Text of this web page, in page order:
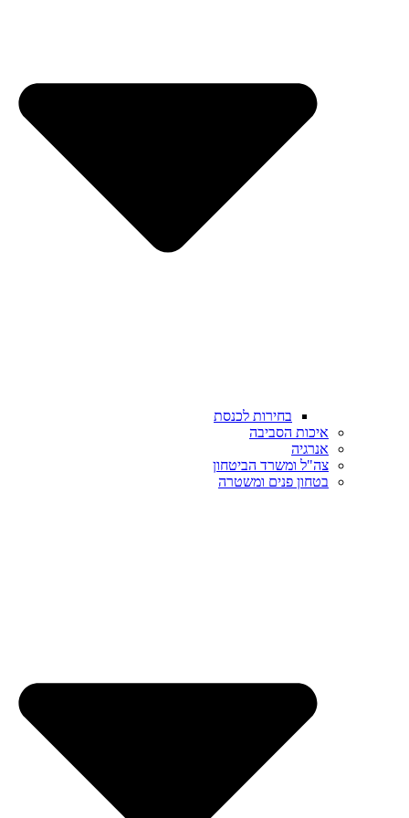
בחירות לכנסת
איכות הסביבה
אנרגיה
צה"ל ומשרד הביטחון
בטחון פנים ומשטרה